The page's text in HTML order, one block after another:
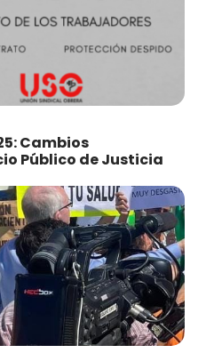
Cambios
Público de Justicia